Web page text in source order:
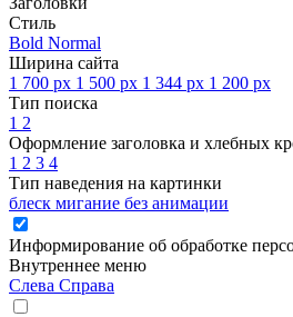
Стиль
Bold Normal
Ширина сайта
1 700 px 1 500 px 1 344 px 1 200 px
Тип поиска
1 2
Оформление заголовка и хлебных
1 2 3 4
Тип наведения на картинки
блеск мигание без анимации
Информирование об обработке
Внутреннее меню
Слева Справа